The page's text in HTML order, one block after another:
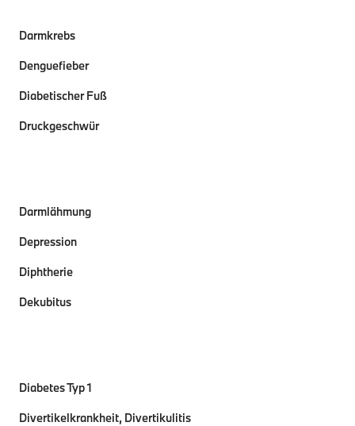
Darmkrebs
Denguefieber
Diabetischer Fuß
Druckgeschwür
Darmlähmung
Depression
Diphtherie
Dekubitus
Diabetes Typ 1
Divertikelkrankheit, Divertikulitis